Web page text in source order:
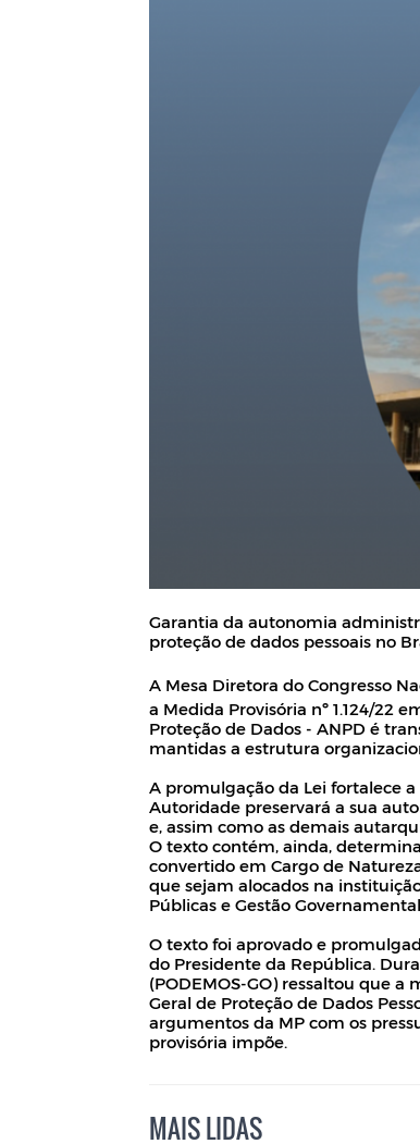
Garantia da autonomia
proteção de dados pessoais no
A Mesa Diretora do Congresso
a Medida Provisória nº 1.124/22
Proteção de Dados - ANPD é
mantidas a estrutura
A promulgação da Lei fortalece a
Autoridade preservará a sua
e, assim como as demais
O texto contém, ainda,
convertido em Cargo de
que sejam alocados na
Públicas e Gestão
O texto foi aprovado e
do Presidente da República.
(PODEMOS-GO) ressaltou que
Geral de Proteção de Dados
argumentos da MP com os
provisória impõe.
MAIS LIDAS